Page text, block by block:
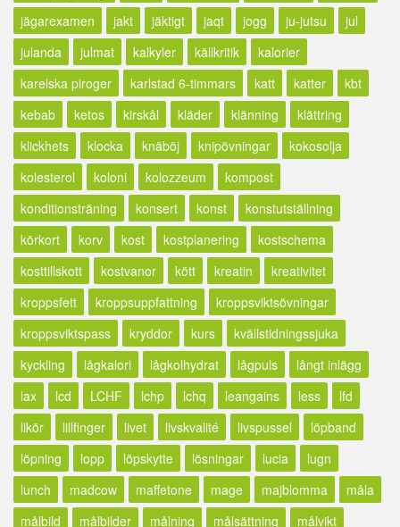
jägarexamen
jakt jäktigt jaqt jogg ju-jutsu
jul
julanda
julmat kalkyler källkritik
kalorier
karelska piroger
karlstad 6-timmars katt katter
kbt
kebab
ketos kirskål kläder klänning
klättring
klickhets
klocka knäböj knipövningar
kokosolja
kolesterol
koloni kolozzeum
kompost
konditionsträning
konsert konst
konstutställning
körkort
korv kost kostplanering
kostschema
kosttillskott
kostvanor kött kreatin
kreativitet
kroppsfett
kroppsuppfattning
kroppsviktsövningar
kroppsviktspass
kryddor kurs
kvällstidningssjuka
kyckling
lågkalori lågkolhydrat lågpuls
långt inlägg
lax
lcd LCHF lchp lchq leangains less
lfd
likör
lillfinger livet livskvalité livspussel
löpband
löpning
lopp löpskytte lösningar lucia
lugn
lunch
madcow maffetone mage majblomma
måla
målbild
målbilder målning målsättning
målvikt